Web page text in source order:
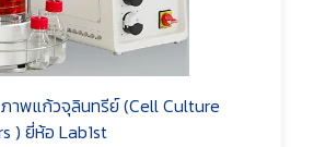
พแก้วจุลินทรีย์ (Cell Culture
) ยี่ห้อ Lab1st